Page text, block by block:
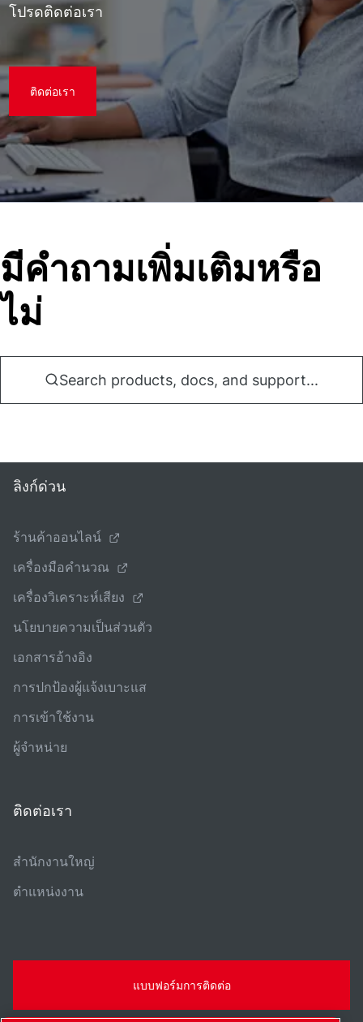
โปรดติดต่อเรา
ติดต่อเรา
มีคําถามเพิ่มเติมหรือ
ไม่
Search products, docs, and support...
ลิงก์ด่วน
ร้านค้าออนไลน์
เครื่องมือคํานวณ
เครื่องวิเคราะห์เสียง
นโยบายความเป็นส่วนตัว
เอกสารอ้างอิง
การปกป้องผู้แจ้งเบาะแส
การเข้าใช้งาน
ผู้จําหน่าย
ติดต่อเรา
สํานักงานใหญ่
ตําแหน่งงาน
แบบฟอร์มการติดต่อ